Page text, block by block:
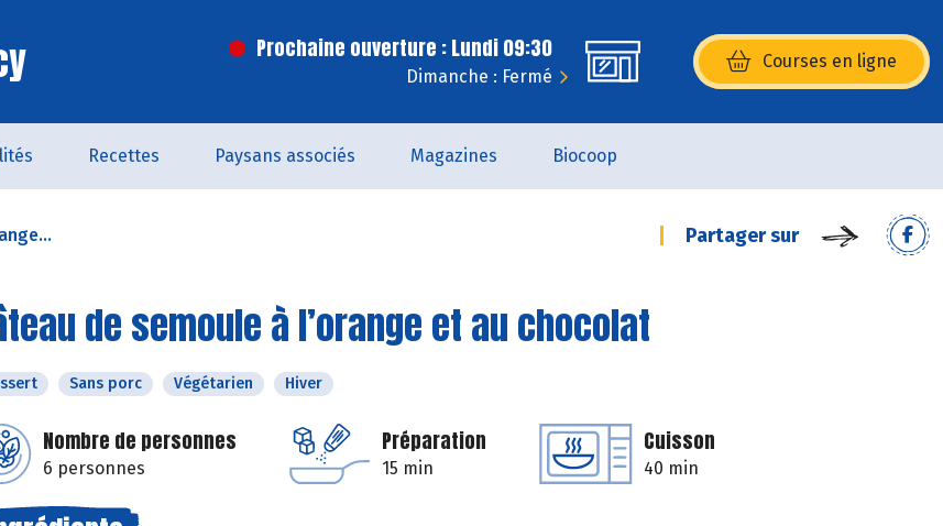
Prochaine ouverture : Lundi 09:30
Dimanche : Fermé
Courses en ligne
(s’ouvre dans une nouvelle
Recettes Paysans associés Magazines Biocoop
Partager sur
de semoule à l’orange et au chocolat
Sans porc Végétarien Hiver
Nombre de personnes
6 personnes
Préparation
15 min
Cuisson
40 min